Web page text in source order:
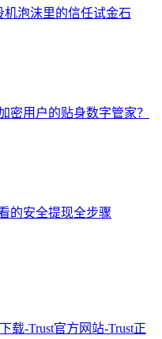
机泡沫里的信任试金石
密用户的贴身数字管家？
的安全提现全步骤
载-Trust官方网站-Trust正